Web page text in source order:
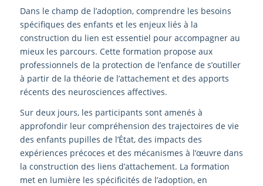
Dans le champ de l’adoption, comprendre les besoins
spécifiques des enfants et les enjeux liés à la
construction du lien est essentiel pour accompagner au
mieux les parcours. Cette formation propose aux
professionnels de la protection de l’enfance de s’outiller
à partir de la théorie de l’attachement et des apports
récents des neurosciences affectives.
Sur deux jours, les participants sont amenés à
approfondir leur compréhension des trajectoires de vie
des enfants pupilles de l’État, des impacts des
expériences précoces et des mécanismes à l’œuvre dans
la construction des liens d’attachement. La formation
met en lumière les spécificités de l’adoption, en